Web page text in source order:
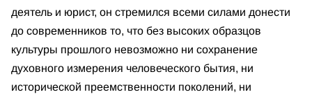
деятель и юрист, он стремился всеми силами донести
до современников то, что без высоких образцов
культуры прошлого невозможно ни сохранение
духовного измерения человеческого бытия, ни
исторической преемственности поколений, ни